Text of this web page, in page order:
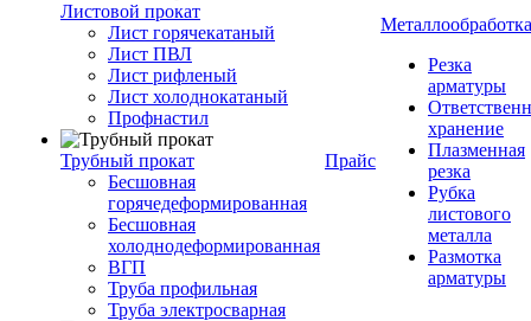
Листовой прокат
Лист горячекатаный
Лист ПВЛ
Лист рифленый
Лист холоднокатаный
Профнастил
Трубный прокат
Бесшовная
горячедеформированная
Бесшовная
холоднодеформированная
ВГП
Труба профильная
Труба электросварная
Прайс
Металлообработка
Резка
арматуры
хранение
Плазменная
резка
Рубка
листового
металла
Размотка
арматуры